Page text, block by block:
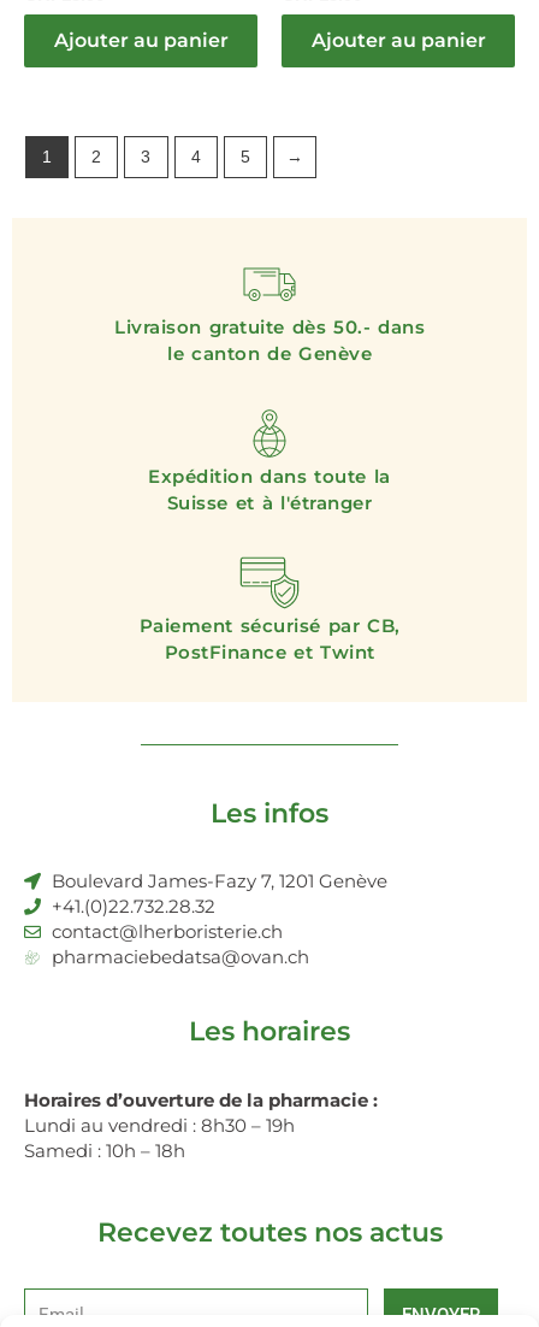
Ajouter au panier Ajouter au panier
1 2 3 4 5 →
Livraison gratuite dès 50.- dans
le canton de Genève
Expédition dans toute la
Suisse et à l'étranger
Paiement sécurisé par CB,
PostFinance et Twint
Les infos
Boulevard James-Fazy 7, 1201 Genève
+41.(0)22.732.28.32
contact@lherboristerie.ch
pharmaciebedatsa@ovan.ch
Les horaires
Horaires d’ouverture de la pharmacie :
Lundi au vendredi : 8h30 – 19h
Samedi : 10h – 18h
Recevez toutes nos actus
ENVOYER